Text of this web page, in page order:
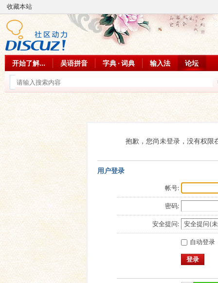
收藏本站
开始了解... 吴语拼音 字典 · 词典 输入法 论坛
抱歉，您尚未登录，没有权限
用户登录
帐号:
密码:
安全提问:
自动登录
登录